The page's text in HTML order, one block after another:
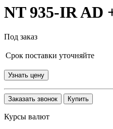
NT 935-IR AD
Под заказ
Срок поставки уточняйте
Узнать цену
Заказать звонок Купить
Курсы валют